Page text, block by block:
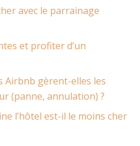
avec le parrainage
et profiter d’un
Airbnb gèrent-elles les
(panne, annulation) ?
l’hôtel est-il le moins cher